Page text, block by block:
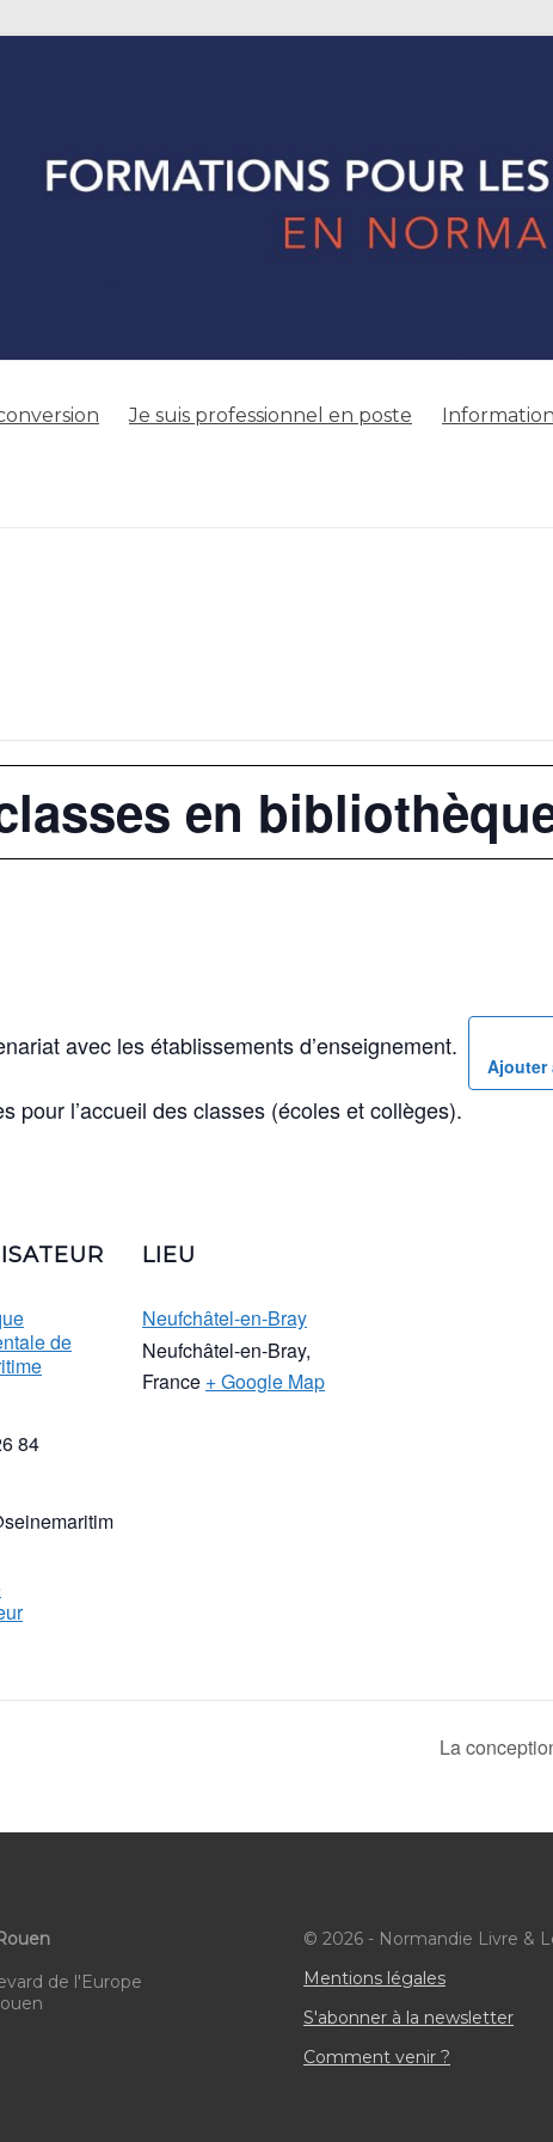
Je suis professionnel en poste
en
avec les établissements d’enseignement.
pour l’accueil des classes (écoles et collèges).
Ajouter
de
84
LIEU
Neufchâtel-en-Bray
Neufchâtel-en-Bray,
France + Google Map
La
de l'Europe
© 2026 - Normandie Livre &
Mentions légales
S'abonner à la newsletter
Comment venir ?